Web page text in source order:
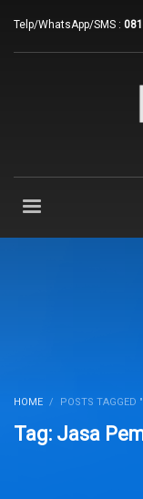
Telp/WhatsApp/SMS :
HOME POSTS TAGGED
Tag: Jasa